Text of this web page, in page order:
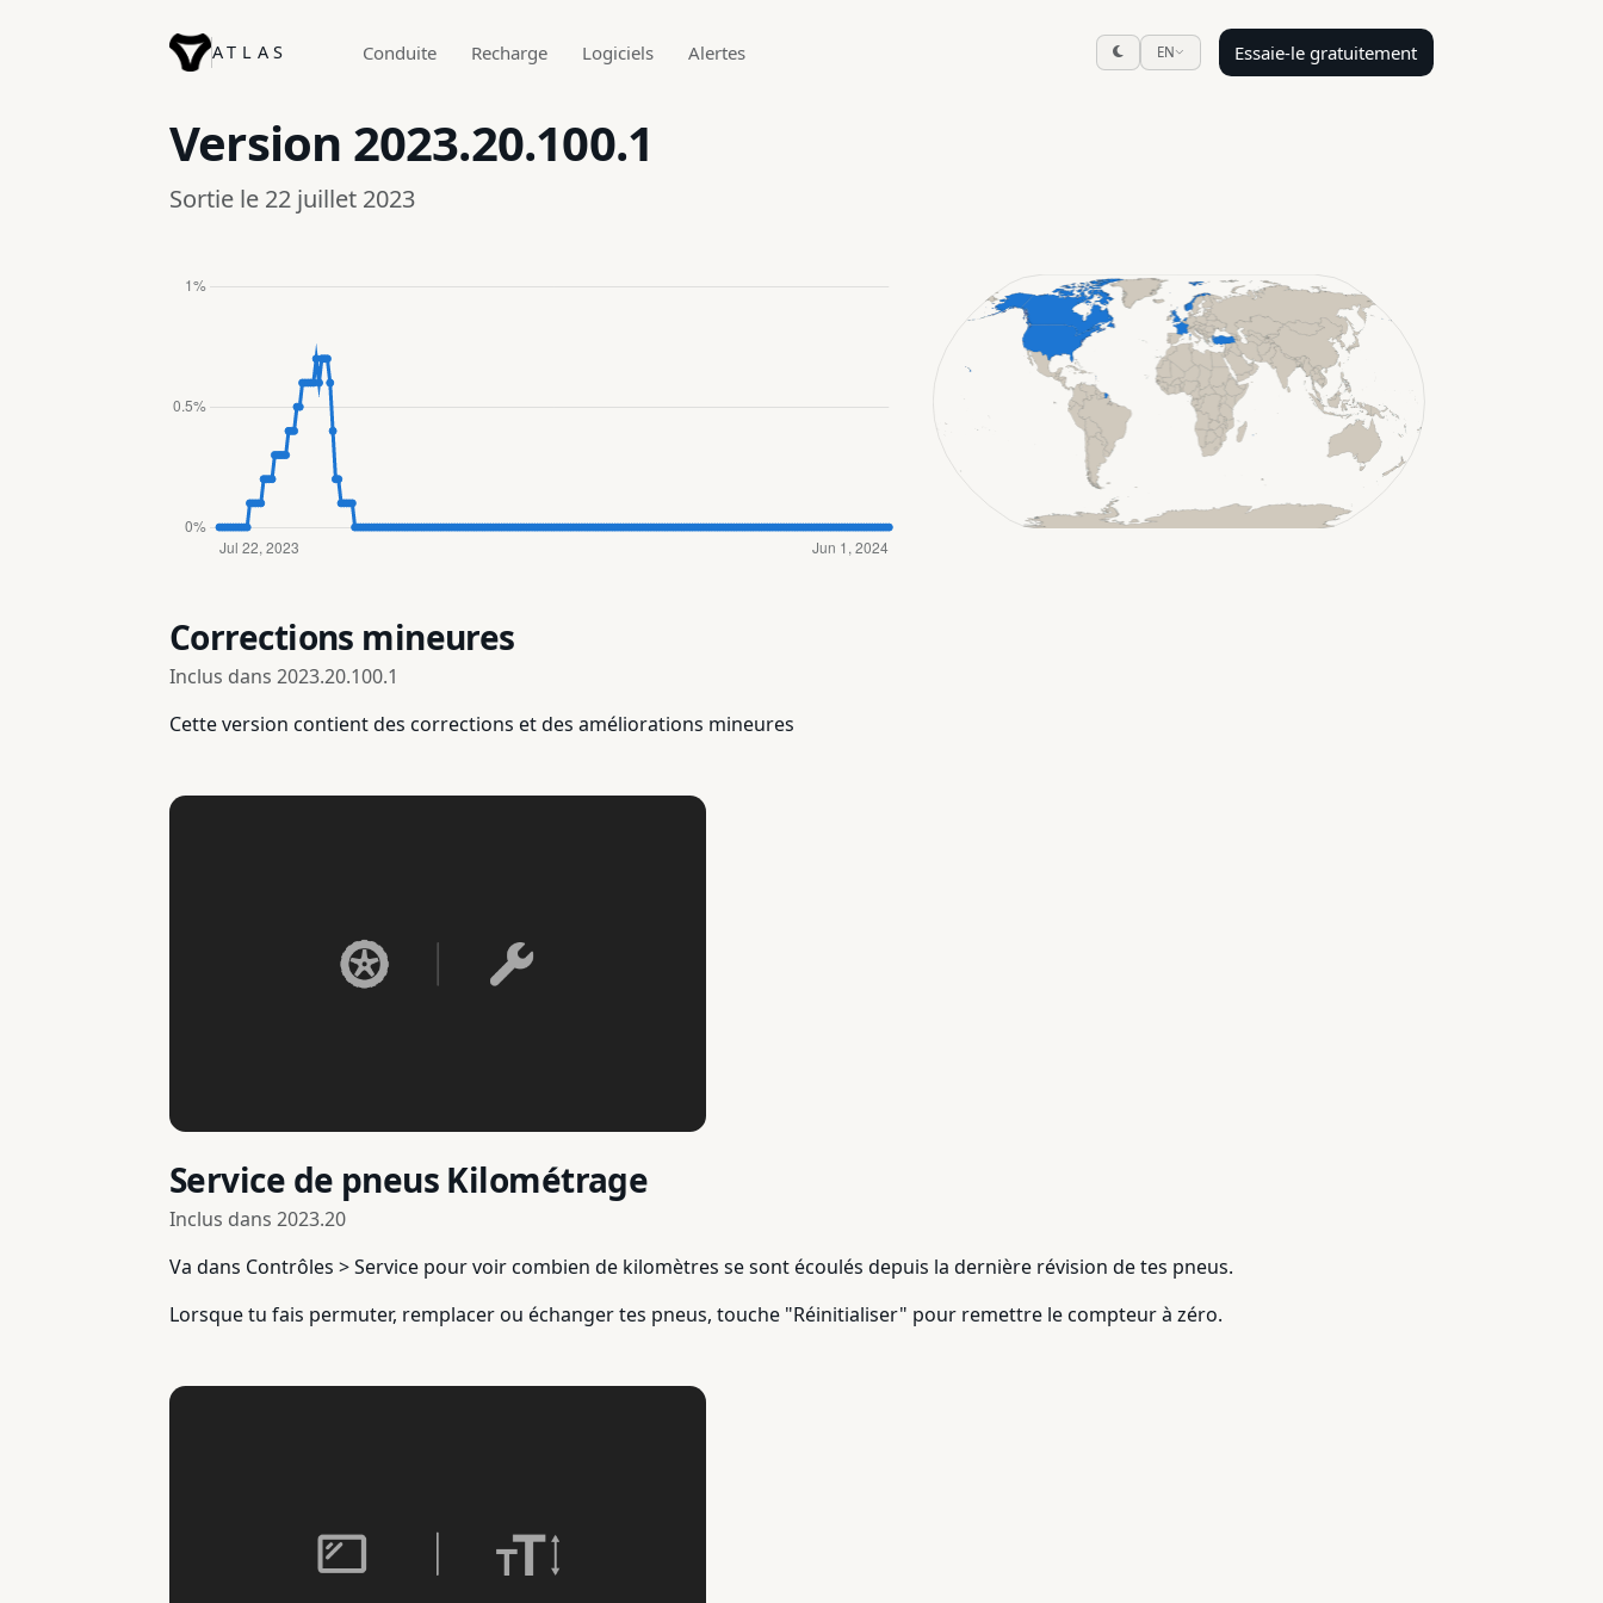
ATLAS Conduite Recharge Logiciels Alertes EN Essaie-le gratuitement
Version 2023.20.100.1
Sortie le 22 juillet 2023
Corrections mineures
Inclus dans 2023.20.100.1
Cette version contient des corrections et des améliorations mineures
Service de pneus Kilométrage
Inclus dans 2023.20
Va dans Contrôles > Service pour voir combien de kilomètres se sont écoulés depuis la dernière révision de tes pneus.
Lorsque tu fais permuter, remplacer ou échanger tes pneus, touche "Réinitialiser" pour remettre le compteur à zéro.